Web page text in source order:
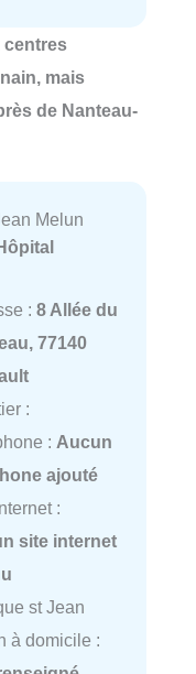
centres
mais
de Nanteau-
Melun
: 8 Allée du
77140
:
: Aucun
ajouté
:
site internet
st Jean
à domicile :